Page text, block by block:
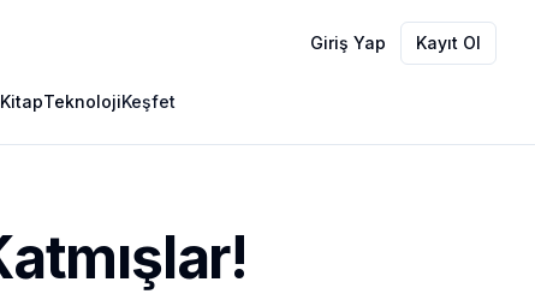
Giriş Yap Kayıt Ol
KitapTeknolojiKeşfet